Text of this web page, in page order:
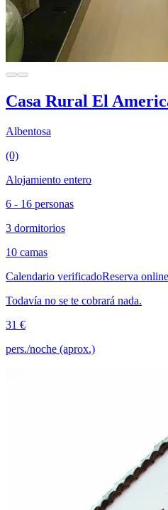
Casa Rural El
Albentosa
(0)
Alojamiento entero
6 - 16 personas
3 dormitorios
10 camas
Calendario verificadoReserva online
Todavía no se te cobrará nada.
31 €
pers./noche (aprox.)